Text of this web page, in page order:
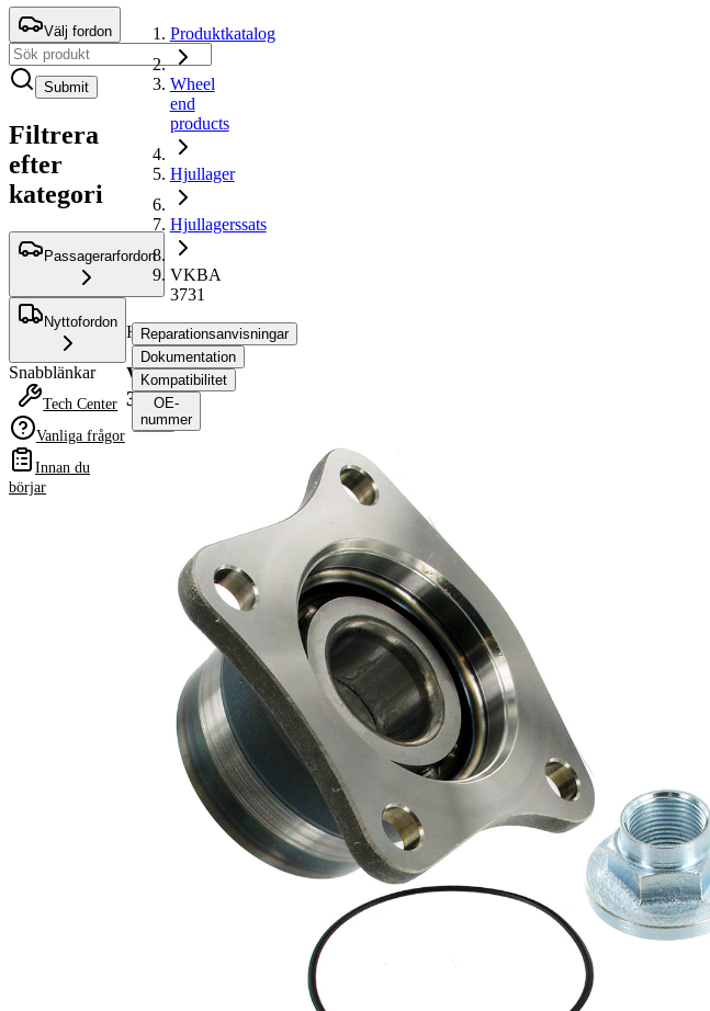
Välj fordon
Submit
Filtrera
efter
kategori
Passagerarfordon
Nyttofordon
Snabblänkar
Tech Center
Vanliga frågor
Innan du
börjar
Produktkatalog
Wheel
end
products
Hjullager
Hjullagerssats
VKBA
3731
Hjullagerssats
VKBA
3731
Reparationsanvisningar
Dokumentation
Kompatibilitet
OE-
nummer
Välj ditt fordon för att
reparationsanvisningar